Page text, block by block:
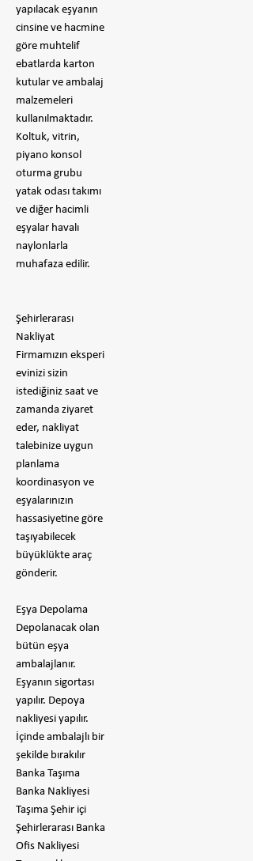
yapılacak eşyanın
cinsine ve hacmine
göre muhtelif
ebatlarda karton
kutular ve ambalaj
malzemeleri
kullanılmaktadır.
Koltuk, vitrin,
piyano konsol
oturma grubu
yatak odası takımı
ve diğer hacimli
eşyalar havalı
naylonlarla
muhafaza edilir.
Şehirlerarası
Nakliyat
Firmamızın eksperi
evinizi sizin
istediğiniz saat ve
zamanda ziyaret
eder, nakliyat
talebinize uygun
planlama
koordinasyon ve
eşyalarınızın
hassasiyetine göre
taşıyabilecek
büyüklükte araç
gönderir.
Eşya Depolama
Depolanacak olan
bütün eşya
ambalajlanır.
Eşyanın sigortası
yapılır. Depoya
nakliyesi yapılır.
İçinde ambalajlı bir
şekilde bırakılır
​Banka Taşıma
Banka Nakliyesi
Taşıma Şehir içi
Şehirlerarası Banka
Ofis Nakliyesi